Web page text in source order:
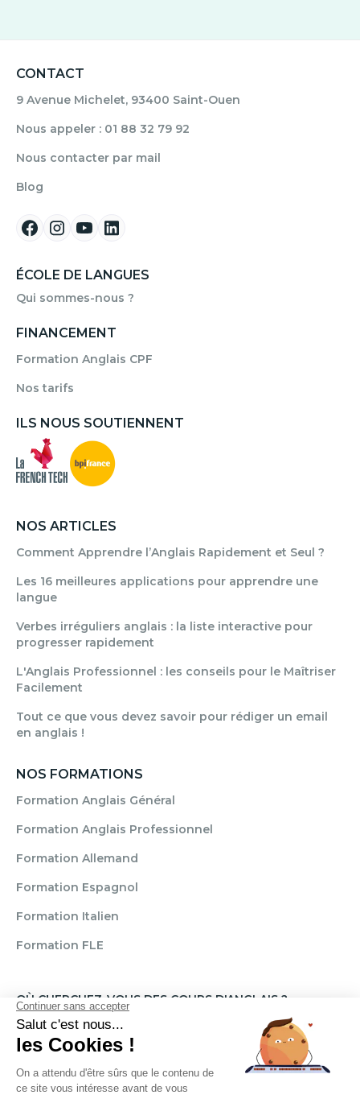
CONTACT
9 Avenue Michelet, 93400 Saint-Ouen
Nous appeler : 01 88 32 79 92
Nous contacter par mail
Blog
ÉCOLE DE LANGUES
Qui sommes-nous ?
FINANCEMENT
Formation Anglais CPF
Nos tarifs
ILS NOUS SOUTIENNENT
NOS ARTICLES
Comment Apprendre l’Anglais Rapidement et Seul ?
Les 16 meilleures applications pour apprendre une
langue
Verbes irréguliers anglais : la liste interactive pour
progresser rapidement
L'Anglais Professionnel : les conseils pour le Maîtriser
Facilement
Tout ce que vous devez savoir pour rédiger un email
en anglais !
NOS FORMATIONS
Formation Anglais Général
Formation Anglais Professionnel
Formation Allemand
Formation Espagnol
Formation Italien
Formation FLE
OÙ CHERCHEZ-VOUS DES COURS D'ANGLAIS ?
ParisMarseilleLille Grenoble
Angers
NarbonneRouenAix-en-Provence Montpellier
Lyon
ToulouseNiceRennesNantesBrignais